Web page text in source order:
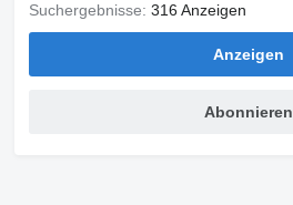
Suchergebnisse: 316 Anzeigen
Anzeigen
Abonnieren